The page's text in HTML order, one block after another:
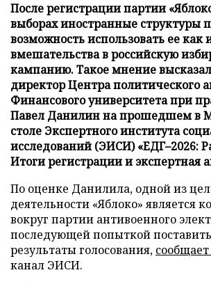
После регистрации партии
выборах иностранные структуры
возможность использовать ее как
вмешательства в российскую
кампанию. Такое мнение
директор Центра политического
Финансового университета при
Павел Данилин на прошедшем в
столе Экспертного института
исследований (ЭИСИ) «ЕДГ–2026:
Итоги регистрации и экспертная
По оценке Данилила, одной из
деятельности «Яблоко» является
вокруг партии антивоенного
последующей попыткой
результаты голосования, сообщает
канал ЭИСИ.